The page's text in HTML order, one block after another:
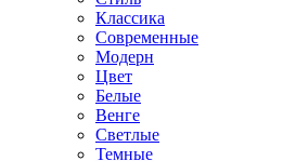
Классика
Современные
Модерн
Цвет
Белые
Венге
Светлые
Темные